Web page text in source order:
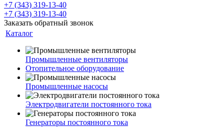
+7 (343) 319-13-40
+7 (343) 319-13-40
Заказать обратный звонок
Каталог
Промышленные вентиляторы
Отопительное оборудование
Промышленные насосы
Электродвигатели постоянного тока
Генераторы постоянного тока